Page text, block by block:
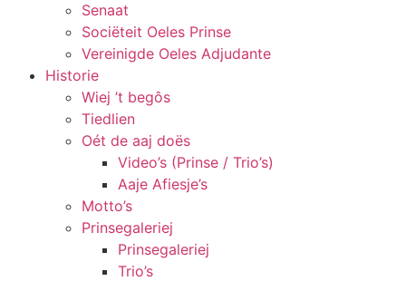
Senaat
Sociëteit Oeles Prinse
Vereinigde Oeles Adjudante
Historie
Wiej ’t begôs
Tiedlien
Oét de aaj doës
Video’s (Prinse / Trio’s)
Aaje Afiesje’s
Motto’s
Prinsegaleriej
Prinsegaleriej
Trio’s